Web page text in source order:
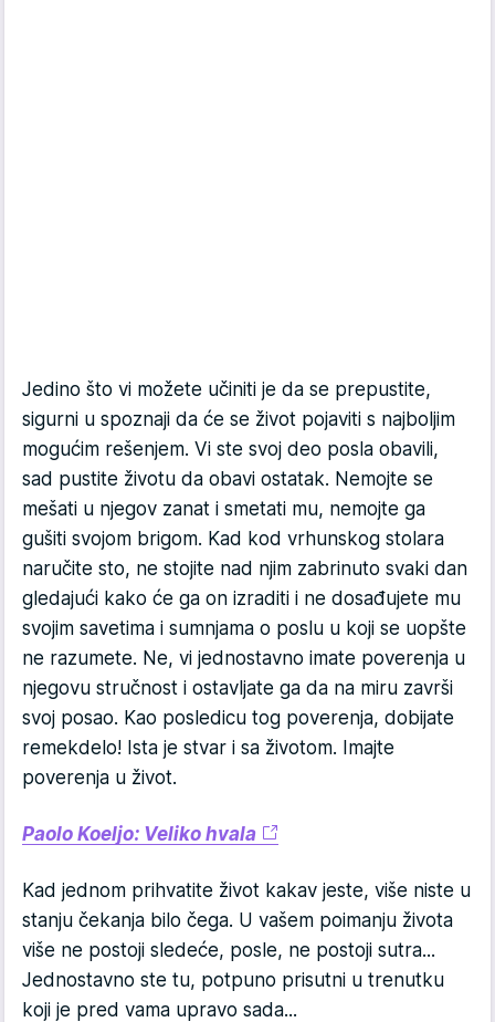
Jedino što vi možete učiniti je da se prepustite,
sigurni u spoznaji da će se život pojaviti s najboljim
mogućim rešenjem. Vi ste svoj deo posla obavili,
sad pustite životu da obavi ostatak. Nemojte se
mešati u njegov zanat i smetati mu, nemojte ga
gušiti svojom brigom. Kad kod vrhunskog stolara
naručite sto, ne stojite nad njim zabrinuto svaki dan
gledajući kako će ga on izraditi i ne dosađujete mu
svojim savetima i sumnjama o poslu u koji se uopšte
ne razumete. Ne, vi jednostavno imate poverenja u
njegovu stručnost i ostavljate ga da na miru završi
svoj posao. Kao posledicu tog poverenja, dobijate
remekdelo! Ista je stvar i sa životom. Imajte
poverenja u život.
Paolo Koeljo: Veliko hvala
Kad jednom prihvatite život kakav jeste, više niste u
stanju čekanja bilo čega. U vašem poimanju života
više ne postoji sledeće, posle, ne postoji sutra...
Jednostavno ste tu, potpuno prisutni u trenutku
koji je pred vama upravo sada...